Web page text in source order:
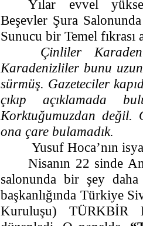
Yılar evvel
Beşevler Şura
Sunucu bir Temel fıkrası
Çinliler
Karadenizliler bunu
sürmüş. Gazeteciler
çıkıp açıklamada
Korktuğumuzdan değil.
ona çare bulamadık.
Yusuf Hoca’nın
Nisanın 22 sinde
salonunda bir şey
başkanlığında Türkiye
Kuruluşu) TÜRKBİR